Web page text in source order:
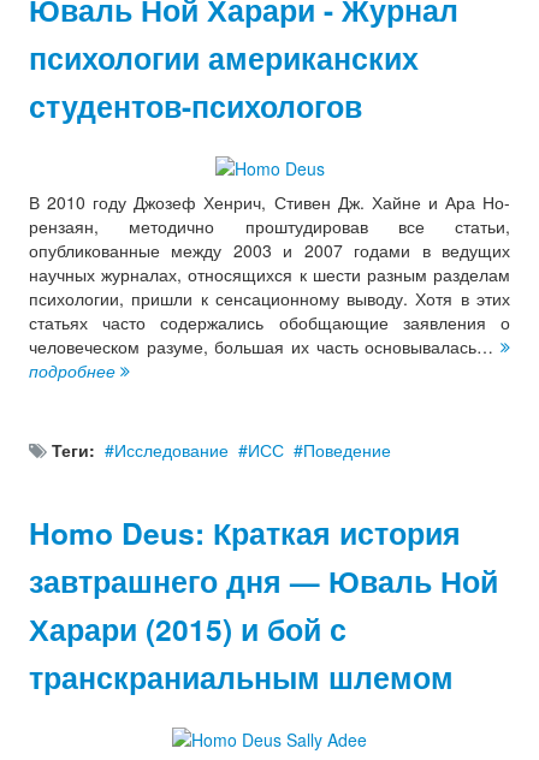
Юваль Ной Харари - Журнал
психологии американских
студентов-психологов
В 2010 году Джозеф Хенрич, Стивен Дж. Хайне и Ара Но-
рензаян, методично проштудировав все статьи,
опубликованные между 2003 и 2007 годами в ведущих
научных журналах, относящихся к шести разным разделам
психологии, пришли к сенсационному выводу. Хотя в этих
статьях часто содержались обобщающие заявления о
человеческом разуме, большая их часть основывалась…
подробнее
Теги: Исследование ИСС Поведение
Homo Deus: Краткая история
завтрашнего дня — Юваль Ной
Харари (2015) и бой с
транскраниальным шлемом